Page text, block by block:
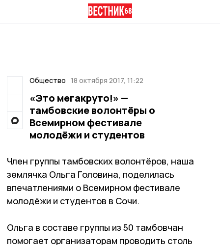
Общество 18 октября 2017, 11:22
«Это мегакруто!» —
тамбовские волонтёры о
Всемирном фестивале
молодёжи и студентов
Член группы тамбовских волонтёров, наша
землячка Ольга Головина, поделилась
впечатлениями о Всемирном фестивале
молодёжи и студентов в Сочи.
Ольга в составе группы из 50 тамбовчан
помогает организаторам проводить столь